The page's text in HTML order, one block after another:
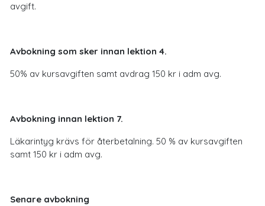
avgift.
Avbokning som sker innan lektion 4.
50% av kursavgiften samt avdrag 150 kr i adm avg.
Avbokning innan lektion 7.
Läkarintyg krävs för återbetalning. 50 % av kursavgiften
samt 150 kr i adm avg.
Senare avbokning